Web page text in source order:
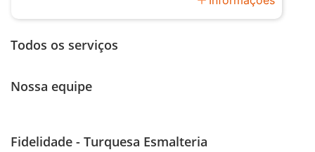
Todos os serviços
Nossa equipe
Fidelidade - Turquesa Esmalteria